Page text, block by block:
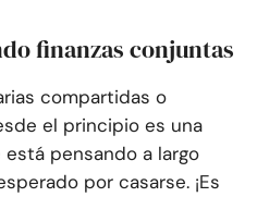
finanzas conjuntas
compartidas o
el principio es una
pensando a largo
por casarse. ¡Es